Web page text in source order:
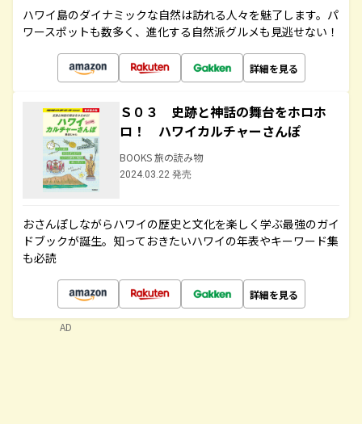
ハワイ島のダイナミックな自然は訪れる人々を魅了します。パ
ワースポットも数多く、進化する自然派グルメも見逃せない！
詳細を見る
Ｓ０３ 史跡と神話の舞台をホロホ
ロ！ ハワイカルチャーさんぽ
BOOKS 旅の読み物
2024.03.22 発売
おさんぽしながらハワイの歴史と文化を楽しく学ぶ最強のガイ
ドブックが誕生。知っておきたいハワイの年表やキーワード集
も必読
詳細を見る
AD